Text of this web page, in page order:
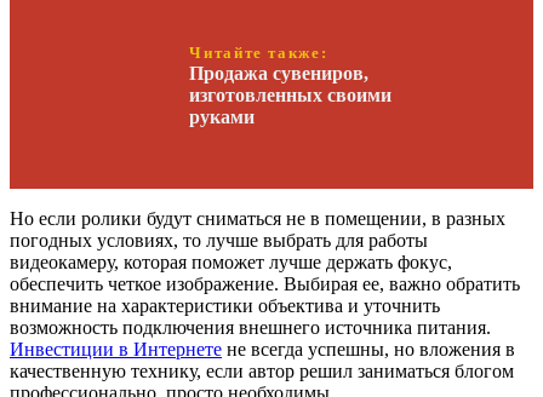
Читайте также:
Продажа сувениров,
изготовленных своими
руками
Но если ролики будут сниматься не в помещении, в разных
погодных условиях, то лучше выбрать для работы
видеокамеру, которая поможет лучше держать фокус,
обеспечить четкое изображение. Выбирая ее, важно обратить
внимание на характеристики объектива и уточнить
возможность подключения внешнего источника питания.
Инвестиции в Интернете не всегда успешны, но вложения в
качественную технику, если автор решил заниматься блогом